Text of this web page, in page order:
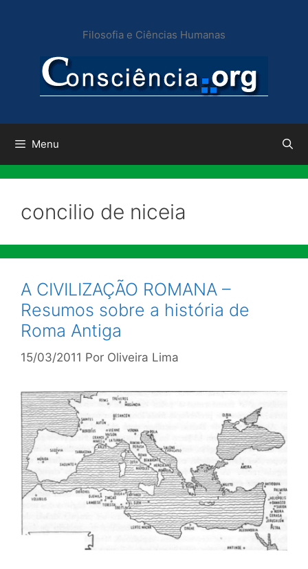
conteúdo
Filosofia e Ciências Humanas
Menu
concilio de niceia
A CIVILIZAÇÃO ROMANA –
Resumos sobre a história de
Roma Antiga
15/03/2011 Por Oliveira Lima